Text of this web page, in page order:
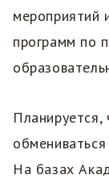
мероприятий
программ по
На базах